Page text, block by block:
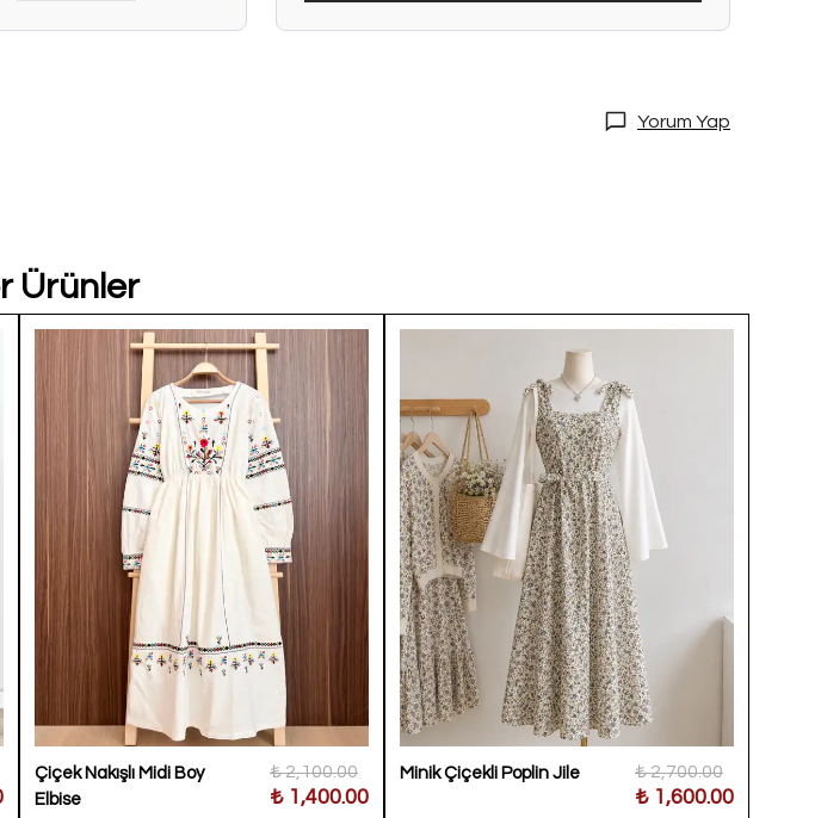
Yorum Yap
Ürünler
Çiçek Nakışlı Midi Boy
Elbise
₺ 2,100.00
₺ 1,400.00
Minik Çiçekli Poplin Jile ₺ 2,700.00
₺ 1,600.00